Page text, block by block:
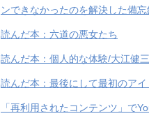
ンできなかったのを解決した備忘
読んだ本：六道の悪女たち
読んだ本：個人的な体験/大江健
読んだ本：最後にして最初のアイ
「再利用されたコンテンツ」で